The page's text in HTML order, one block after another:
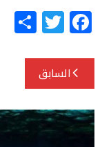
F
a
c
e
b
o
T
w
itt
e
r
S
h
تصفّح
المقالات
السابق